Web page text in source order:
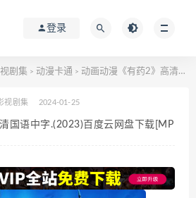
登录
剧集 > 动漫卡通 > 动画动漫《有药2》高清国语中字.(2023)百度云网盘下载[MP4/3.95GB]
视剧集 2024-01-25
国语中字.(2023)百度云网盘下载[MP